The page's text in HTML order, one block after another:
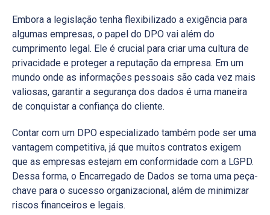
Embora a legislação tenha flexibilizado a exigência para
algumas empresas, o papel do DPO vai além do
cumprimento legal. Ele é crucial para criar uma cultura de
privacidade e proteger a reputação da empresa. Em um
mundo onde as informações pessoais são cada vez mais
valiosas, garantir a segurança dos dados é uma maneira
de conquistar a confiança do cliente.
Contar com um DPO especializado também pode ser uma
vantagem competitiva, já que muitos contratos exigem
que as empresas estejam em conformidade com a LGPD.
Dessa forma, o Encarregado de Dados se torna uma peça-
chave para o sucesso organizacional, além de minimizar
riscos financeiros e legais.